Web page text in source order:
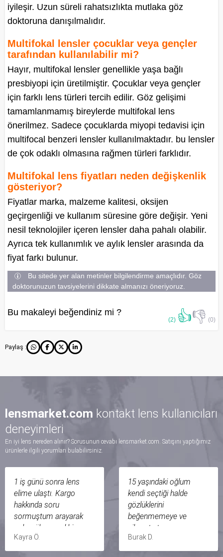
iyileşir. Uzun süreli rahatsızlıkta mutlaka göz
doktoruna danışılmalıdır.
Multifokal lensler çocuklar veya gençler
tarafından kullanılabilir mi?
Hayır, multifokal lensler genellikle yaşa bağlı
presbiyopi için üretilmiştir. Çocuklar veya gençler
için farklı lens türleri tercih edilir. Göz gelişimi
tamamlanmamış bireylerde multifokal lens
önerilmez. Sadece çocuklarda miyopi tedavisi için
multifocal benzeri lensler kullanılmaktadır. bu lensler
de çok odaklı olmasına rağmen türleri farklıdır.
Multifokal lens fiyatları neden değişkenlik
gösteriyor?
Fiyatlar marka, malzeme kalitesi, oksijen
geçirgenliği ve kullanım süresine göre değişir. Yeni
nesil teknolojiler içeren lensler daha pahalı olabilir.
Ayrıca tek kullanımlık ve aylık lensler arasında da
fiyat farkı bulunur.
Bu sitede yer alan metinler bilgilendirme amaçlıdır. Göz
doktorunuzun tavsiyelerini dikkate almanızı öneriyoruz.
Bu makaleyi beğendiniz mi ?
(2) 👍👎 (0)
Paylaş :
lensmarket.com kontakt lens kullanıcıları
deneyimleri
En iyi lens nereden alınır? Sorusunun cevabı lensmarket.com. Satışını yaptığımız
ürünlerle ilgili yorumları bulabilirsiniz.
1 iş günü sonra lens
elime ulaştı. Kargo
hakkında soru
sormuştum arayarak
çok mükemmel bir
şekilde açıkladilar.
Müşteri hizmetleri ilgisi
Kayra Ö.
15 yaşındaki oğlum
kendi seçtiği halde
gözlüklerini
beğenmemeye ve
şikayet etmeye
başladı.Yıllık göz
kontrolünde
Burak D.